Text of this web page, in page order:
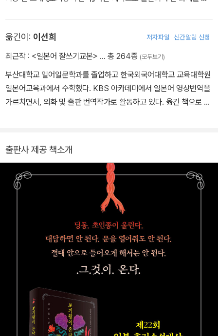
《즈우노메 인형》(야마모토 슈고로상 후보작), 《나도라키의 머리》(일
본 추리작가 협회상 단편 부문 수상작 수록) 등이 이 시리즈에 속한
《한 치 앞의 어둠》 등이 있다. 《괴담 소설이라는 이름의 소설 괴담》은
소름 끼치는 호러와 교묘한 미스터리가 절묘하게 어우러진 작품집으
로, 끝을 알 수 없는 공포 속으로 독자를 몰아넣는다.
옮긴이: 이선희 저자파일 신간알림 신청
최근작 : <일본어 잘쓰기교본> … 총 264종 (모두보기)
부산대학교 일어일문학과를 졸업하고 한국외국어대학교 교육대학원
일본어교육과에서 수학했다. KBS 아카데미에서 일본어 영상번역을
가르치면서, 외화 및 출판 번역작가로 활동하고 있다. 옮긴 책으로 나
『검은 집』, 『푸른 불꽃』, 『신세계에서』, 히가시노 게이고의 『비밀』,
『방황하는 칼날』, 『공허한 십자가』, 미야자와 겐지의 『은하철도의
밤』 등이 있다.
출판사 제공 책소개